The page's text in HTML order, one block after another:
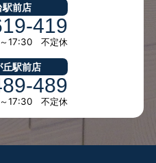
駅前店
419
17:30 不定休
丘駅前店
489
17:30 不定休